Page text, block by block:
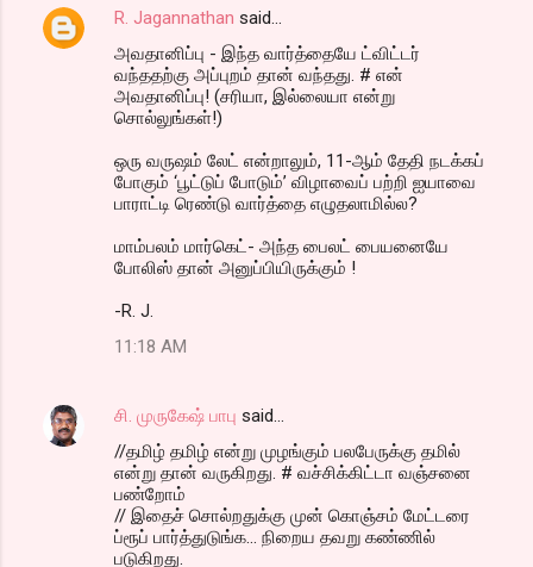
R. Jagannathan said…
அவதானிப்பு - இந்த வார்த்தையே ட்விட்டர்
வந்ததற்கு அப்புறம் தான் வந்தது. # என்
அவதானிப்பு! (சரியா, இல்லையா என்று
சொல்லுங்கள்!)
ஒரு வருஷம் லேட் என்றாலும், 11-ஆம் தேதி நடக்கப்
போகும் ‘பூட்டுப் போடும்’ விழாவைப் பற்றி ஐயாவை
பாராட்டி ரெண்டு வார்த்தை எழுதலாமில்ல?
மாம்பலம் மார்கெட்- அந்த பைலட் பையனையே
போலிஸ் தான் அனுப்பியிருக்கும் !
-R. J.
11:18 AM
சி. முருகேஷ் பாபு said…
//தமிழ் தமிழ் என்று முழங்கும் பலபேருக்கு தமில்
என்று தான் வருகிறது. # வச்சிக்கிட்டா வஞ்சனை
பண்றோம்
// இதைச் சொல்றதுக்கு முன் கொஞ்சம் மேட்டரை
ப்ரூப் பார்த்துடுங்க... நிறைய தவறு கண்ணில்
படுகிறது.